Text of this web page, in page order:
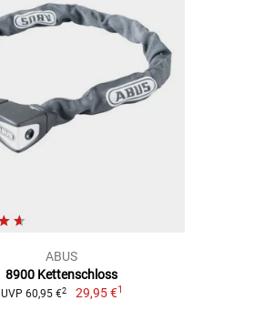
ABUS
8900 Kettenschloss
UVP 60,95 €2 29,95 €1